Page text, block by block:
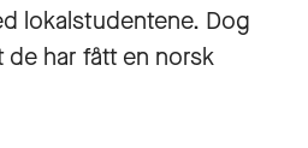
lokalstudentene. Dog
har fått en norsk